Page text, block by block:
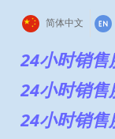
简体中文
24小时销售
24小时销售
24小时销售